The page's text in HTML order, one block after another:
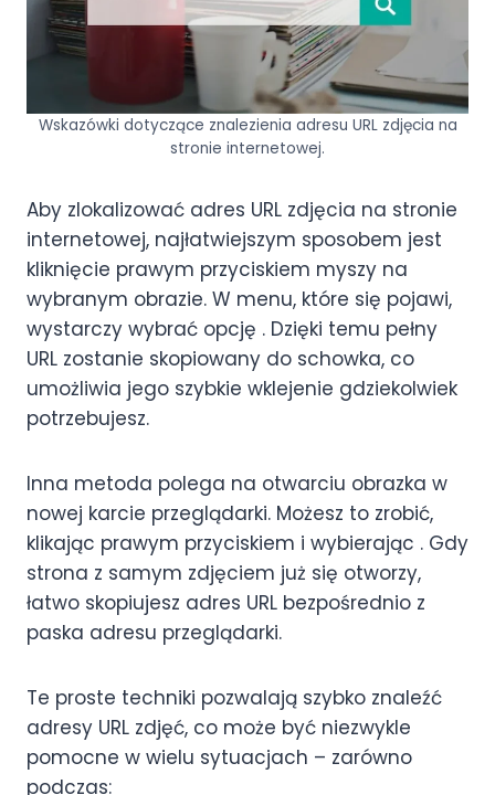
Wskazówki dotyczące znalezienia adresu URL zdjęcia na
stronie internetowej.
Aby zlokalizować adres URL zdjęcia na stronie
internetowej, najłatwiejszym sposobem jest
kliknięcie prawym przyciskiem myszy na
wybranym obrazie. W menu, które się pojawi,
wystarczy wybrać opcję . Dzięki temu pełny
URL zostanie skopiowany do schowka, co
umożliwia jego szybkie wklejenie gdziekolwiek
potrzebujesz.
Inna metoda polega na otwarciu obrazka w
nowej karcie przeglądarki. Możesz to zrobić,
klikając prawym przyciskiem i wybierając . Gdy
strona z samym zdjęciem już się otworzy,
łatwo skopiujesz adres URL bezpośrednio z
paska adresu przeglądarki.
Te proste techniki pozwalają szybko znaleźć
adresy URL zdjęć, co może być niezwykle
pomocne w wielu sytuacjach – zarówno
podczas: